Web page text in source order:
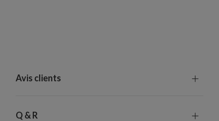
Avis clients
Q & R